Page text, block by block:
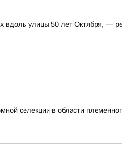
вдоль улицы 50 лет Октября, —
селекции в области